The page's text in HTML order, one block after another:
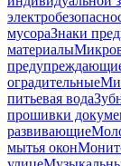
мусораЗнаки
материалы
оградительные
питьевая вода
прошивки
развивающие
мытья окон